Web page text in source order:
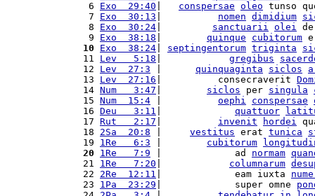
6 Exo  29:40 conspersae oleo tunso
7 Exo  30:13 nomen dimidium
8 Exo  30:24 sanctuarii olei
9 Exo  38:18 quinque cubitorum
10
Exo  38:24 septingentorum triginta
11 Lev   5:18 gregibus
12 Lev  27:3 quinquaginta siclos
13 Lev  27:16 |          consecraverit
14 Num   3:47 siclos per singula
15 Num  15:4 oephi conspersae
16 Deu   3:11 quattuor
17 Rut   2:17 invenit hordei
18 2Sa  20:8 vestitus erat tunica
19 1Re   6:3 cubitorum
20
1Re   7:9 |             ad normam
21 1Re   7:20 columnarum
22 2Re  12:11 |             eam iuxta
23 1Pa  23:29 |             super omne